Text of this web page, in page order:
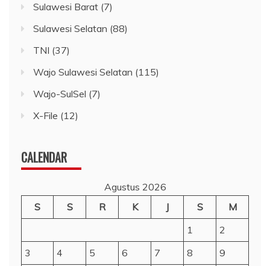
Sulawesi Barat (7)
Sulawesi Selatan (88)
TNI (37)
Wajo Sulawesi Selatan (115)
Wajo-SulSel (7)
X-File (12)
CALENDAR
Agustus 2026
S
S R K J S
M
1
2
3
4 5 6 7 8
9